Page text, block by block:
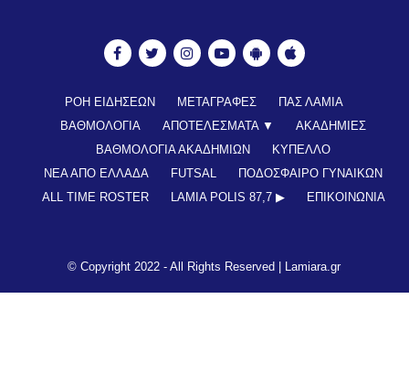
ΡΟΗ ΕΙΔΗΣΕΩΝ ΜΕΤΑΓΡΑΦΕΣ
ΠΑΣ ΛΑΜΙΑ
ΒΑΘΜΟΛΟΓΙΑ
ΑΠΟΤΕΛΕΣΜΑΤΑ ▼
ΑΚΑΔΗΜΙΕΣ
ΒΑΘΜΟΛΟΓΙΑ ΑΚΑΔΗΜΙΩΝ
ΚΥΠΕΛΛΟ
ΝΕΑ ΑΠΟ ΕΛΛΑΔΑ
FUTSAL
ΠΟΔΟΣΦΑΙΡΟ ΓΥΝΑΙΚΩΝ
ALL TIME ROSTER
LAMIA POLIS 87,7 ▶︎ ΕΠΙΚΟΙΝΩΝΊΑ
© Copyright 2022 - All Rights Reserved | Lamiara.gr